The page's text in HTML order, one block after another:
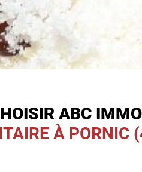
ABC
À PORNIC